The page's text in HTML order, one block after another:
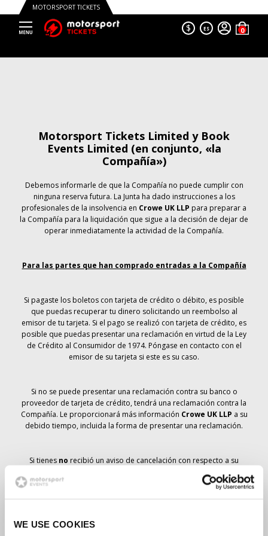
WE USE COOKIES
MOTORSPORT TICKETS
$ ES
Motorsport Tickets Limited y Book
Events Limited (en conjunto, «la
Compañía»)
Debemos informarle de que la Compañía no puede cumplir con
ninguna reserva futura. La Junta ha dado instrucciones a los
profesionales de la insolvencia en Crowe UK LLP para preparar a
la Compañía para la liquidación que sigue a la decisión de dejar de
operar inmediatamente la actividad de la Compañía.
Para las partes que han comprado entradas a la Compañía
Si pagaste los boletos con tarjeta de crédito o débito, es posible
que puedas recuperar tu dinero solicitando un reembolso al
emisor de tu tarjeta. Si el pago se realizó con tarjeta de crédito, es
posible que puedas presentar una reclamación en virtud de la Ley
de Crédito al Consumidor de 1974. Póngase en contacto con el
emisor de su tarjeta si este es su caso.
Si no se puede presentar una reclamación contra su banco o
proveedor de tarjeta de crédito, tendrá una reclamación contra la
Compañía. Le proporcionará más información Crowe UK LLP a su
debido tiempo, incluida la forma de presentar una reclamación.
Si tienes no recibió un aviso de cancelación con respecto a su
pedido de entradas, su reserva no se ha cancelado y se prevé que
recibirá las entradas que ha pedido a su debido tiempo. La